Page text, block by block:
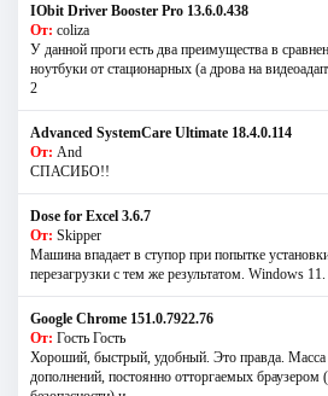
IObit Driver Booster Pro 13.6.0.438
От: coliza
У данной проги есть два преимущества в
ноутбуки от стационарных (а дрова на
2
Advanced SystemCare Ultimate 18.4.0.114
От: And
СПАСИБО!!
Dose for Excel 3.6.7
От: Skipper
Машина впадает в ступор при попытке
перезагрузки с тем же результатом. Windows
Google Chrome 151.0.7922.76
От: Гость Гость
Хороший, быстрый, удобный. Это правда.
дополнений, постоянно отторгаемых браузером